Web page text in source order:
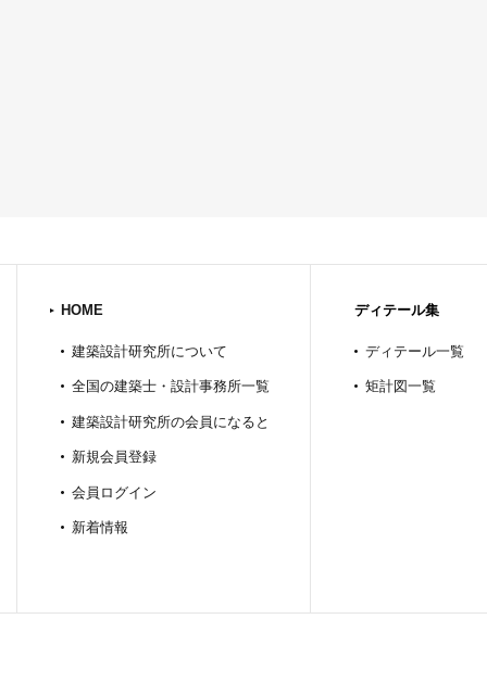
HOME
建築設計研究所について
全国の建築士・設計事務所一覧
建築設計研究所の会員になると
新規会員登録
会員ログイン
新着情報
ディテール集
ディテール一覧
矩計図一覧